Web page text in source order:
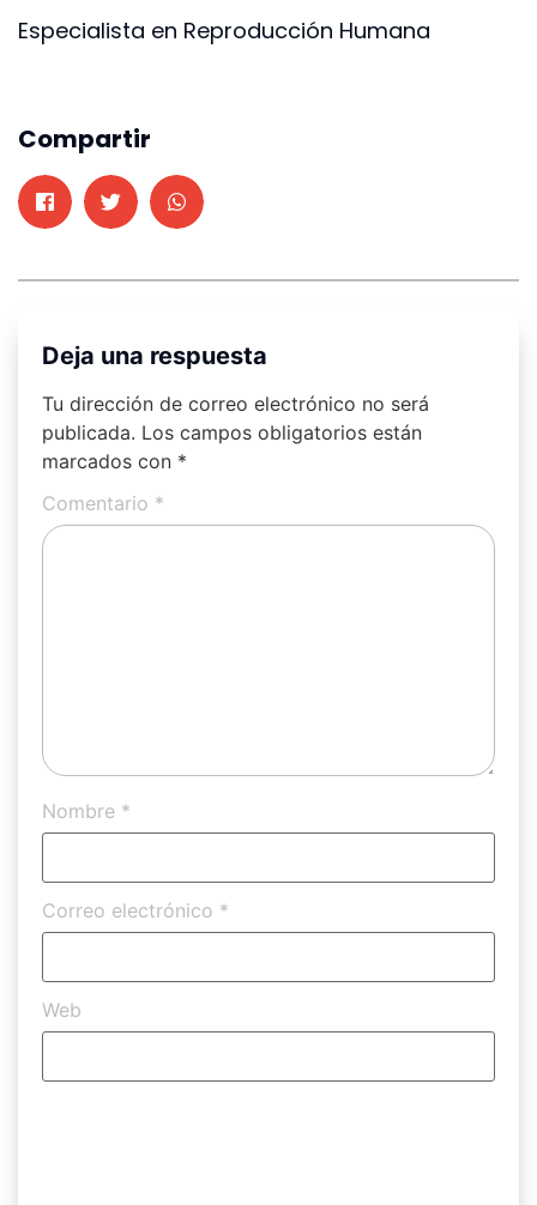
Especialista en Reproducción Humana
Compartir
Deja una respuesta
Tu dirección de correo electrónico no será
publicada. Los campos obligatorios están
marcados con *
Comentario *
Nombre *
Correo electrónico *
Web